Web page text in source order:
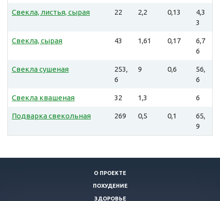
Свекла, листья, сырая 22 2,2 0,13
4,3
3
Свекла, сырая 43 1,61 0,17
6,7
6
Свекла сушеная
253,
6
9 0,6
56,
6
Свекла квашеная 32 1,3 6
Подварка свекольная 269 0,5 0,1
65,
9
О ПРОЕКТЕ
ПОХУДЕНИЕ
ЗДОРОВЬЕ